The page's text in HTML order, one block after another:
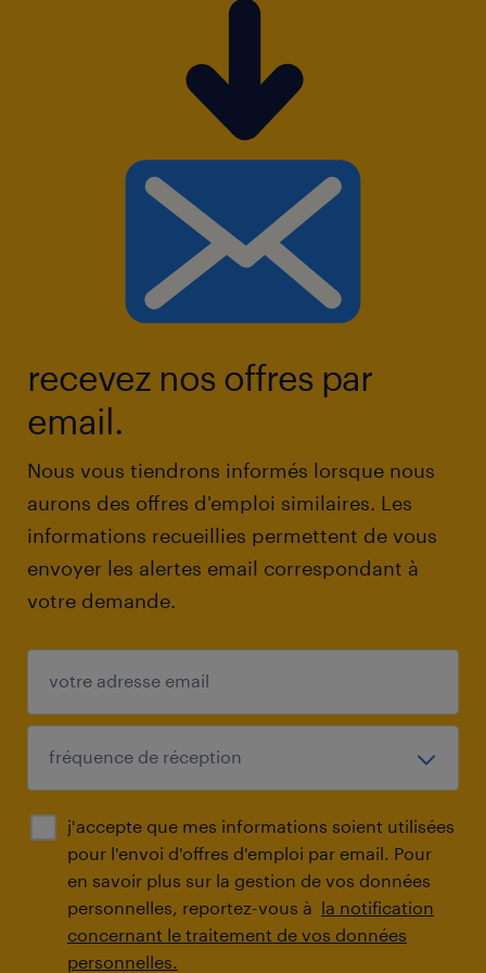
recevez nos offres par
email.
Nous vous tiendrons informés lorsque nous
aurons des offres d'emploi similaires. Les
informations recueillies permettent de vous
envoyer les alertes email correspondant à
votre demande.
j'accepte que mes informations soient utilisées
pour l'envoi d'offres d'emploi par email. Pour
en savoir plus sur la gestion de vos données
personnelles, reportez-vous à la notification
concernant le traitement de vos données
personnelles.